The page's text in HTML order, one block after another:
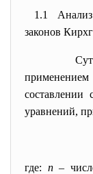
1.1
законов
составлении
уравнений,
где: n –